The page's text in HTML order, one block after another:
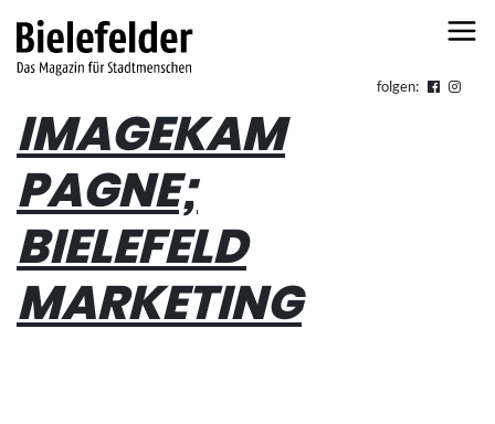
folgen:
IMAGEKAM
PAGNE;
BIELEFELD
MARKETING